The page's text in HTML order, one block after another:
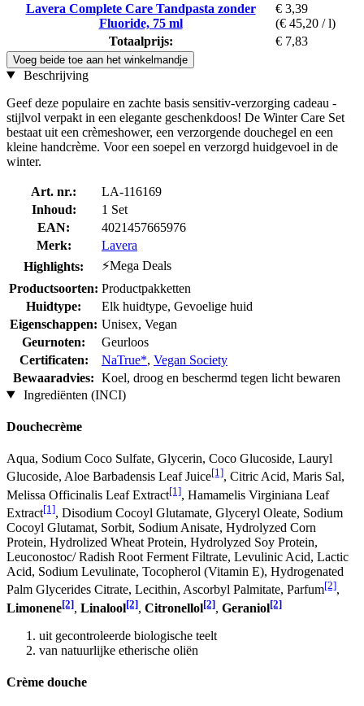
Lavera Complete Care Tandpasta zonder
Fluoride, 75 ml
€ 3,39
(€ 45,20 / l)
Totaalprijs:
€ 7,83
Voeg beide toe aan het winkelmandje
Beschrijving
Geef deze populaire en zachte basis sensitiv-verzorging cadeau -
stijlvol verpakt in een elegante geschenkdoos! De Winter Care Set
bestaat uit een crèmeshower, een verzorgende douchegel en een
kleine handcrème. Voor een soepel en verzorgd huidgevoel in de
winter.
Art. nr.:
LA-116169
Inhoud:
1 Set
EAN:
4021457665976
Merk:
Lavera
Highlights:
⚡Mega Deals
Productsoorten: Productpakketten
Huidtype:
Elk huidtype, Gevoelige huid
Eigenschappen: Unisex, Vegan
Geurnoten:
Geurloos
Certificaten:
NaTrue*, Vegan Society
Bewaaradvies: Koel, droog en beschermd tegen licht bewaren
Ingrediënten (INCI)
Douchecrème
Aqua, Sodium Coco­ Sulfate, Glycerin, Coco Glucoside, Lauryl
Glucoside, Aloe Barbadensis Leaf Juice[1], Citric Acid, Maris Sal,
Melissa Officinalis Leaf Extract[1], Hamamelis Virginiana Leaf
Extract[1], Disodium Cocoyl Glutamate, Glyceryl Oleate, Sodium
Cocoyl Glutamat, Sorbit, Sodium Anisate, Hydrolyzed Corn
Protein, Hydrolized Wheat Protein, Hydrolyzed Soy Protein,
Leuconostoc/ Radish Root Ferment Filtrate, Levulinic Acid, Lactic
Acid, Sodium Levulinate, Tocopherol (Vitamin E), Hydrogenated
Palm Glycerides Citrate, Lecithin, Ascorbyl Palmitate, Parfum[2],
Limonene[2], Linalool[2], Citronellol[2], Geraniol[2]
uit gecontroleerde biologische teelt
van natuurlijke etherische oliën
Crème douche